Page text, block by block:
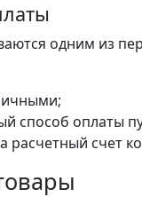
одним из
способ оплаты
расчетный счет